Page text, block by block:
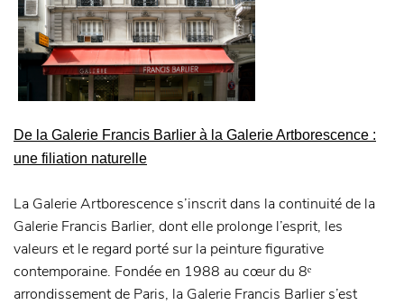
De la Galerie Francis Barlier à la Galerie Artborescence :
une filiation naturelle
La Galerie Artborescence s’inscrit dans la continuité de la
Galerie Francis Barlier, dont elle prolonge l’esprit, les
valeurs et le regard porté sur la peinture figurative
contemporaine. Fondée en 1988 au cœur du 8ᵉ
arrondissement de Paris, la Galerie Francis Barlier s’est